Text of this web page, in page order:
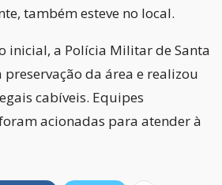
também esteve no local.
inicial, a Polícia Militar de Santa
da área e realizou
cabíveis. Equipes
acionadas para atender à